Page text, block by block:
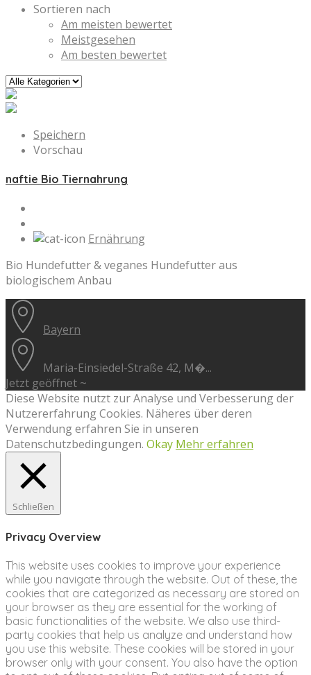
Sortieren nach
Am meisten bewertet
Meistgesehen
Am besten bewertet
Speichern
Vorschau
naftie Bio Tiernahrung
Ernährung
Bio Hundefutter & veganes Hundefutter aus
biologischem Anbau
Bayern
Maria-Einsiedel-Straße 42, M�...
Jetzt geöffnet ~
Diese Website nutzt zur Analyse und Verbesserung der
Nutzererfahrung Cookies. Näheres über deren
Verwendung erfahren Sie in unseren
Datenschutzbedingungen. Okay Mehr erfahren
Schließen
Privacy Overview
This website uses cookies to improve your experience
while you navigate through the website. Out of these, the
cookies that are categorized as necessary are stored on
your browser as they are essential for the working of
basic functionalities of the website. We also use third-
party cookies that help us analyze and understand how
you use this website. These cookies will be stored in your
browser only with your consent. You also have the option